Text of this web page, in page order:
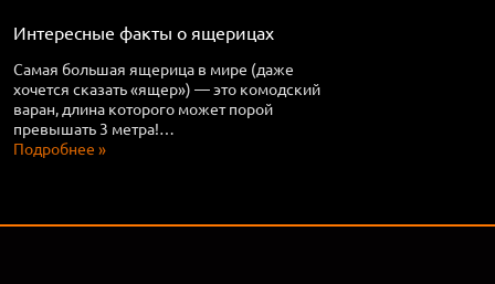
Интересные факты о ящерицах
Самая большая ящерица в мире (даже
хочется сказать «ящер») — это комодский
варан, длина которого может порой
превышать 3 метра!…
Подробнее »